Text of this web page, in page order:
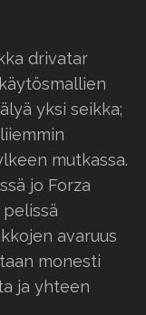
drivatar
yksi seikka;
mutkassa.
jo Forza
pelissä
avaruus
monesti
ja yhteen